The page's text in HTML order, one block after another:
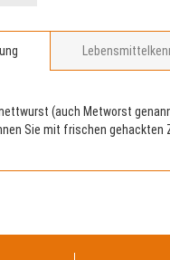
(auch Metworst
Sie mit frischen